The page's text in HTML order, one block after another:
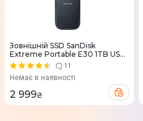
Зовнiшнiй SSD SanDisk
Extreme Portable E30 1TB USB
3.2 Type-C (Grey) SDSSDE30-
1T00-G25
11
Немає в наявності
2 999₴